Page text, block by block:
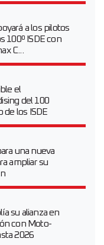
a los pilotos
100º ISDE con
C...
el
del 100
de los ISDE
una nueva
ampliar su
su alianza en
con Moto-
2026